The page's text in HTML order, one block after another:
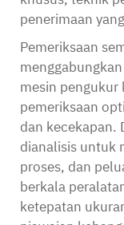
penerimaan
Pemeriksaan
mesin
pemeriksaan
dan kecekapan.
dianalisis untuk
proses, dan
berkala
ketepatan